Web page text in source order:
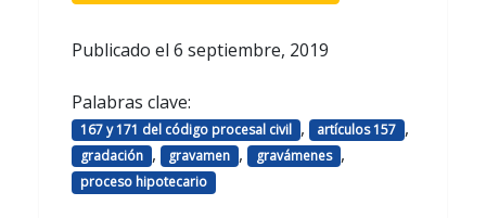
Publicado el 6 septiembre, 2019
Palabras clave:
167 y 171 del código procesal civil , artículos 157 ,
gradación , gravamen , gravámenes ,
proceso hipotecario